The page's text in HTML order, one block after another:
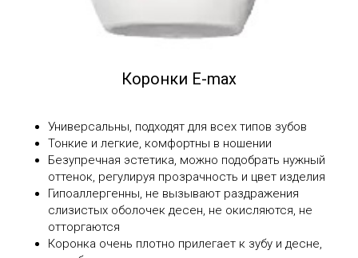
Коронки E-max
Универсальны, подходят для всех типов зубов
Тонкие и легкие, комфортны в ношении
Безупречная эстетика, можно подобрать нужный
оттенок, регулируя прозрачность и цвет изделия
Гипоаллергенны, не вызывают раздражения
слизистых оболочек десен, не окисляются, не
отторгаются
Коронка очень плотно прилегает к зубу и десне,